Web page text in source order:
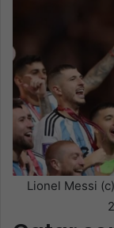
Lionel Messi